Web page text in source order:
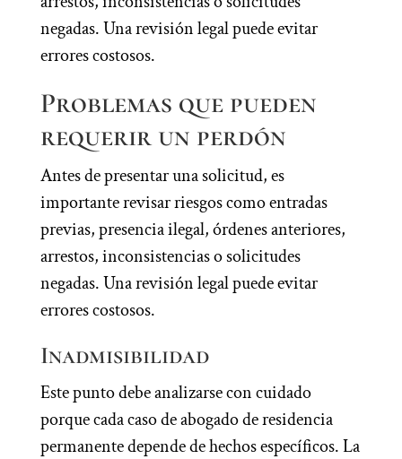
negadas. Una revisión legal puede evitar
errores costosos.
Problemas que pueden
requerir un perdón
Antes de presentar una solicitud, es
importante revisar riesgos como entradas
previas, presencia ilegal, órdenes anteriores,
arrestos, inconsistencias o solicitudes
negadas. Una revisión legal puede evitar
errores costosos.
Inadmisibilidad
Este punto debe analizarse con cuidado
porque cada caso de abogado de residencia
permanente depende de hechos específicos. La